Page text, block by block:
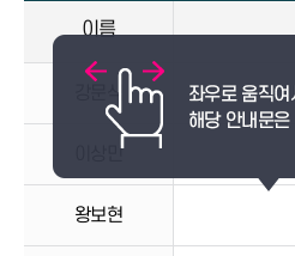
이름
강문식
이상민
왕보현